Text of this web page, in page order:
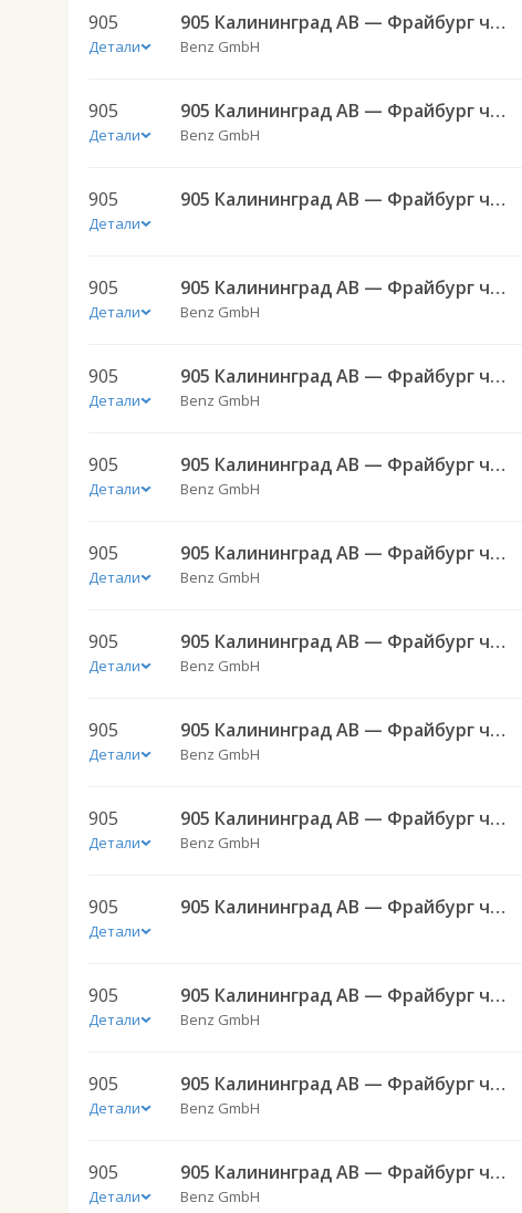
905
Детали
905 Калининград АВ — Фрайбург ч/з Дортмунд
Benz GmbH
905
Детали
905 Калининград АВ — Фрайбург ч/з Нюрнберг
Benz GmbH
905
Детали
905 Калининград АВ — Фрайбург ч/з Дортмунд
905
Детали
905 Калининград АВ — Фрайбург ч/з Нюрнберг
Benz GmbH
905
Детали
905 Калининград АВ — Фрайбург ч/з Дортмунд
Benz GmbH
905
Детали
905 Калининград АВ — Фрайбург ч/з Нюрнберг
Benz GmbH
905
Детали
905 Калининград АВ — Фрайбург ч/з Нюрнберг
Benz GmbH
905
Детали
905 Калининград АВ — Фрайбург ч/з Нюрнберг
Benz GmbH
905
Детали
905 Калининград АВ — Фрайбург ч/з Дортмунд
Benz GmbH
905
Детали
905 Калининград АВ — Фрайбург ч/з Дортмунд
Benz GmbH
905
Детали
905 Калининград АВ — Фрайбург ч/з Дортмунд
905
Детали
905 Калининград АВ — Фрайбург ч/з Дортмунд
Benz GmbH
905
Детали
905 Калининград АВ — Фрайбург ч/з Дортмунд
Benz GmbH
905
Детали
905 Калининград АВ — Фрайбург ч/з Нюрнберг
Benz GmbH